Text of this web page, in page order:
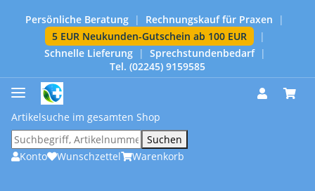
Persönliche Beratung | Rechnungskauf für Praxen
|
5 EUR Neukunden-Gutschein ab 100 EUR
|
Schnelle Lieferung
| Sprechstundenbedarf
|
Tel. (02245) 9159585
Artikelsuche im gesamten Shop
Suchen
Konto
Wunschzettel Warenkorb